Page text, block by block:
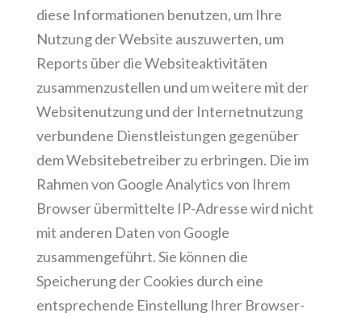
diese Informationen benutzen, um Ihre
Nutzung der Website auszuwerten, um
Reports über die Websiteaktivitäten
zusammenzustellen und um weitere mit der
Websitenutzung und der Internetnutzung
verbundene Dienstleistungen gegenüber
dem Websitebetreiber zu erbringen. Die im
Rahmen von Google Analytics von Ihrem
Browser übermittelte IP-Adresse wird nicht
mit anderen Daten von Google
zusammengeführt. Sie können die
Speicherung der Cookies durch eine
entsprechende Einstellung Ihrer Browser-